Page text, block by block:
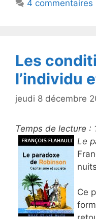
b
k
4 commentaires
Les
l’individu
jeudi 8 décembre
Temps de lecture :
Le
Ce